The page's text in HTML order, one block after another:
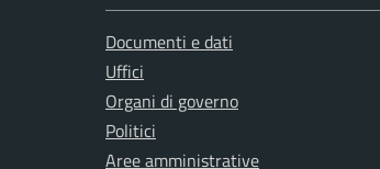
Documenti e dati
Uffici
Organi di governo
Politici
Aree amministrative